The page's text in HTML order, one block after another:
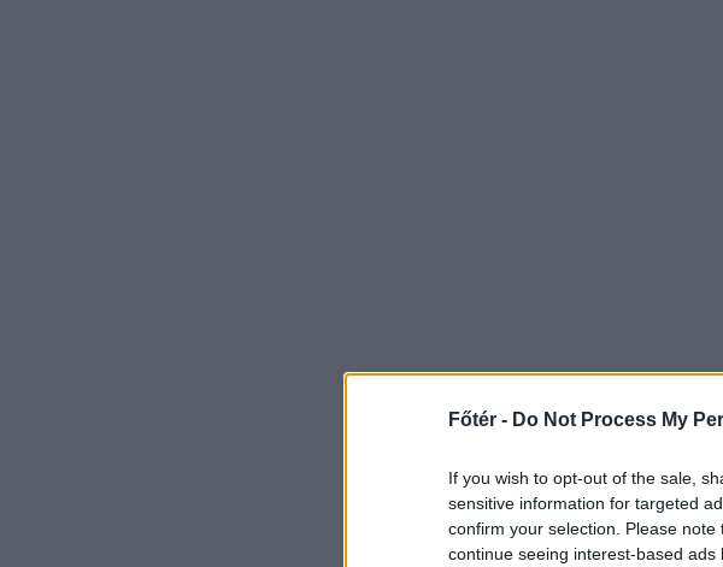
Főtér - Do Not Process My
If you wish to opt-out of the sale,
sensitive information for targeted
confirm your selection. Please
continue seeing interest-based